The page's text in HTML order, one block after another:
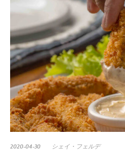
2020-04-30 シェイ・フェルデ